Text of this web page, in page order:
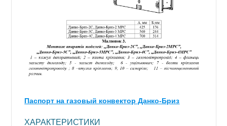
Паспорт на газовый конвектор Данко-Бриз
ХАРАКТЕРИСТИКИ